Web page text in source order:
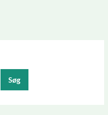
Søg